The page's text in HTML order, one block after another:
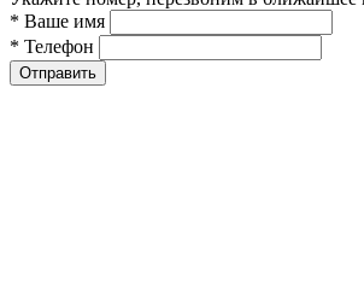
* Ваше имя
* Телефон
Отправить